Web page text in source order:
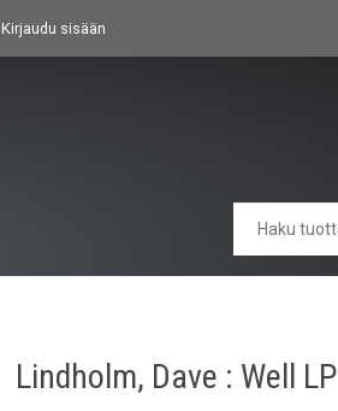
Kirjaudu sisään
Lindholm, Dave : Well LP